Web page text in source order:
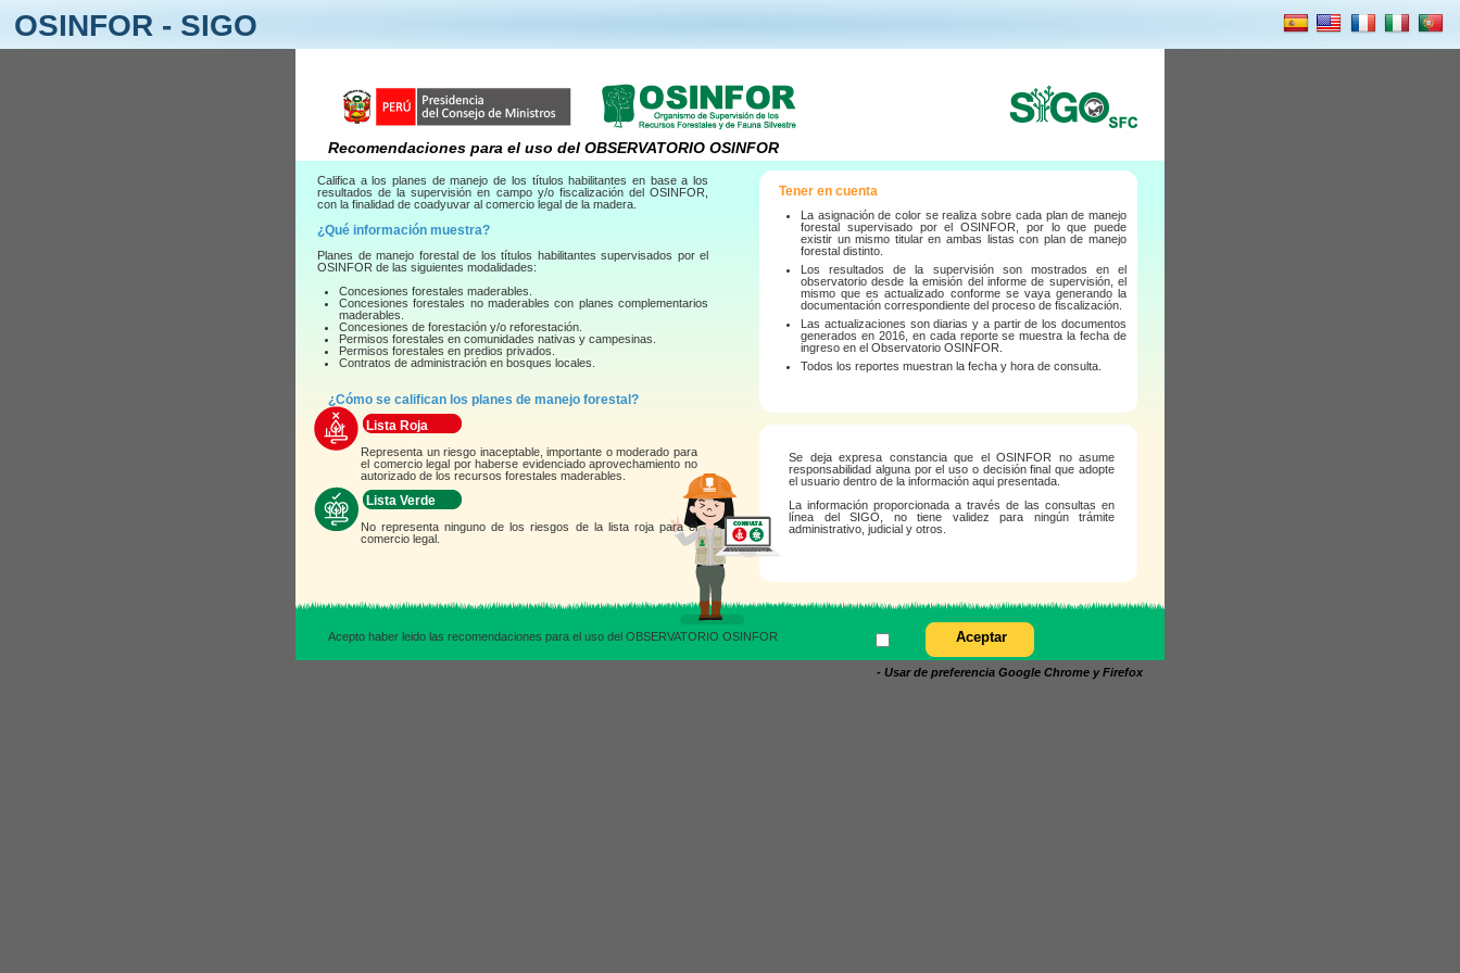
OSINFOR - SIGO
Recomendaciones para el uso del OBSERVATORIO OSINFOR
Califica a los planes de manejo de los títulos habilitantes en base a los
resultados de la supervisión en campo y/o fiscalización del OSINFOR,
con la finalidad de coadyuvar al comercio legal de la madera.
¿Qué información muestra?
Planes de manejo forestal de los títulos habilitantes supervisados por el
OSINFOR de las siguientes modalidades:
Concesiones forestales maderables.
Concesiones forestales no maderables con planes complementarios
maderables.
Concesiones de forestación y/o reforestación.
Permisos forestales en comunidades nativas y campesinas.
Permisos forestales en predios privados.
Contratos de administración en bosques locales.
Tener en cuenta
La asignación de color se realiza sobre cada plan de manejo
forestal supervisado por el OSINFOR, por lo que puede
existir un mismo titular en ambas listas con plan de manejo
forestal distinto.
Los resultados de la supervisión son mostrados en el
observatorio desde la emisión del informe de supervisión, el
mismo que es actualizado conforme se vaya generando la
documentación correspondiente del proceso de fiscalización.
Las actualizaciones son diarias y a partir de los documentos
generados en 2016, en cada reporte se muestra la fecha de
ingreso en el Observatorio OSINFOR.
Todos los reportes muestran la fecha y hora de consulta.
¿Cómo se califican los planes de manejo forestal?
Lista Roja
Representa un riesgo inaceptable, importante o moderado para
el comercio legal por haberse evidenciado aprovechamiento no
autorizado de los recursos forestales maderables.
Lista Verde
No representa ninguno de los riesgos de la lista roja para el
comercio legal.
Se deja expresa constancia que el OSINFOR no asume
responsabilidad alguna por el uso o decisión final que adopte
el usuario dentro de la información aqui presentada.
La información proporcionada a través de las consultas en
línea del SIGO, no tiene validez para ningún trámite
administrativo, judicial y otros.
Acepto haber leido las recomendaciones para el uso del OBSERVATORIO OSINFOR
- Usar de preferencia Google Chrome y Firefox